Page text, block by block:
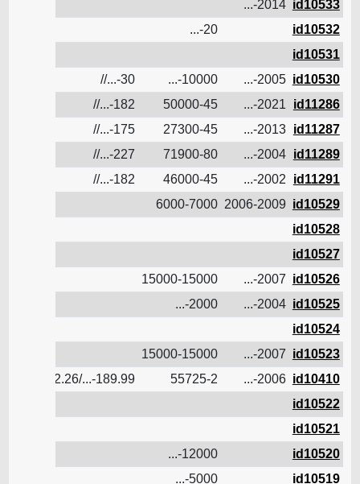
id10533
2014-...
id10532
20-...
id10531
id10530
2005-...
10000-...
30-...//
id11286
2021-...
50000-45
182-...//
id11287
2013-...
27300-45
175-...//
id11289
2004-...
71900-80
227-...//
id11291
2002-...
46000-45
182-...//
id10529
2006-2009
6000-7000
id10528
id10527
id10526
2007-...
15000-15000
id10525
2004-...
2000-...
id10524
id10523
2007-...
15000-15000
id10410
2006-...
55725-2
189.99-.../32.26/
id10522
id10521
id10520
12000-...
id10519
5000-...